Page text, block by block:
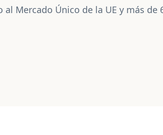
al Mercado Único de la UE y más